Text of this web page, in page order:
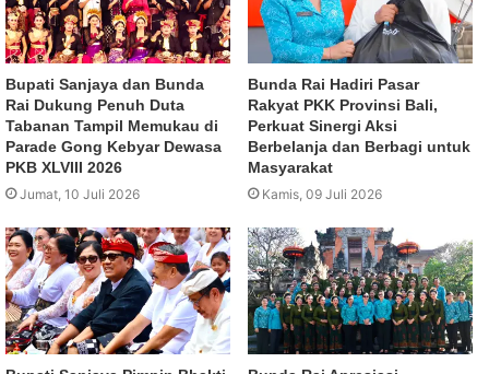
Bupati Sanjaya dan Bunda
Rai Dukung Penuh Duta
Tabanan Tampil Memukau di
Parade Gong Kebyar Dewasa
PKB XLVIII 2026
Jumat, 10 Juli 2026
Bunda Rai Hadiri Pasar
Rakyat PKK Provinsi Bali,
Perkuat Sinergi Aksi
Berbelanja dan Berbagi untuk
Masyarakat
Kamis, 09 Juli 2026